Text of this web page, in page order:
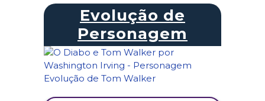
Evolução de
Personagem